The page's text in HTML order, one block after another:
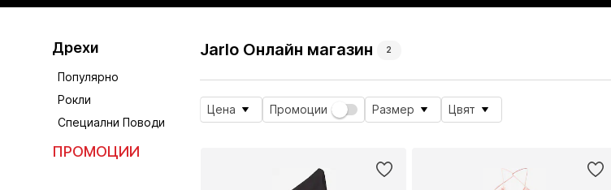
Дрехи
Популярно
Рокли
Специални Поводи
ПРОМОЦИИ
Jarlo Онлайн магазин 2
Цена Промоции Размер Цвят